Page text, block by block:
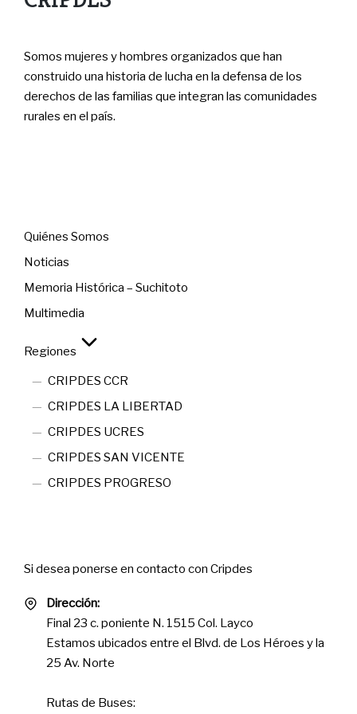
Somos mujeres y hombres organizados que han
construido una historia de lucha en la defensa de los
derechos de las familias que integran las comunidades
rurales en el país.
Quiénes Somos
Noticias
Memoria Histórica – Suchitoto
Multimedia
Regiones
CRIPDES CCR
CRIPDES LA LIBERTAD
CRIPDES UCRES
CRIPDES SAN VICENTE
CRIPDES PROGRESO
Si desea ponerse en contacto con Cripdes
Dirección:
Final 23 c. poniente N. 1515 Col. Layco
Estamos ubicados entre el Blvd. de Los Héroes y la
25 Av. Norte
Rutas de Buses: